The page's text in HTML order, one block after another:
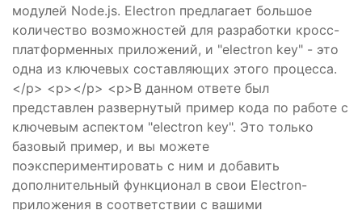
модулей Node.js. Electron предлагает большое
количество возможностей для разработки кросс-
платформенных приложений, и "electron key" - это
одна из ключевых составляющих этого процесса.
</p> <p></p> <p>В данном ответе был
представлен развернутый пример кода по работе с
ключевым аспектом "electron key". Это только
базовый пример, и вы можете
поэкспериментировать с ним и добавить
дополнительный функционал в свои Electron-
приложения в соответствии с вашими